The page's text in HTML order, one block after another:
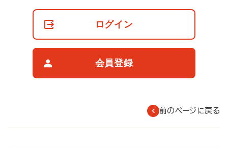
ログイン
会員登録
前のページに戻る